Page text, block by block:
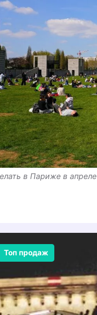
в Париже в апреле
Топ продаж